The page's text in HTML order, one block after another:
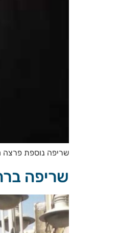
שריפה נוספת פרצה
שריפה